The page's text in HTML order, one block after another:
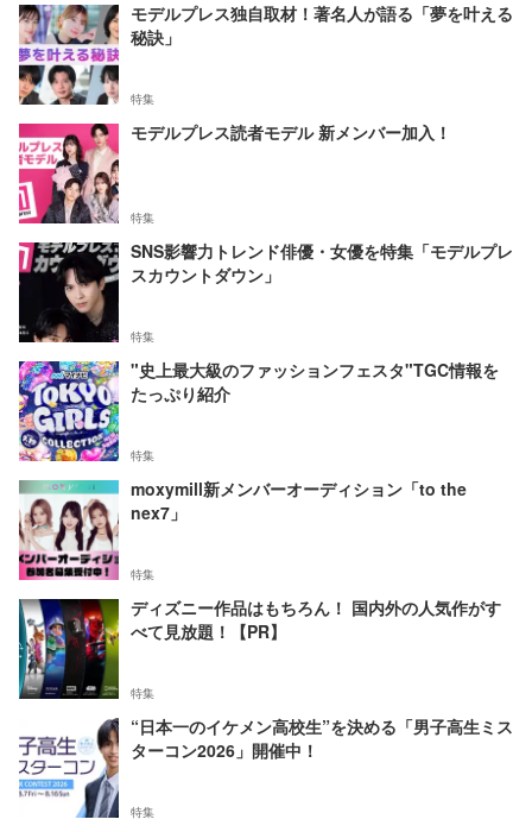
モデルプレス独自取材！著名人が語る「夢を叶える
秘訣」
特集
モデルプレス読者モデル 新メンバー加入！
特集
SNS影響力トレンド俳優・女優を特集「モデルプレ
スカウントダウン」
特集
"史上最大級のファッションフェスタ"TGC情報を
たっぷり紹介
特集
moxymill新メンバーオーディション「to the
nex7」
特集
ディズニー作品はもちろん！ 国内外の人気作がす
べて見放題！【PR】
特集
“日本一のイケメン高校生”を決める「男子高生ミス
ターコン2026」開催中！
特集